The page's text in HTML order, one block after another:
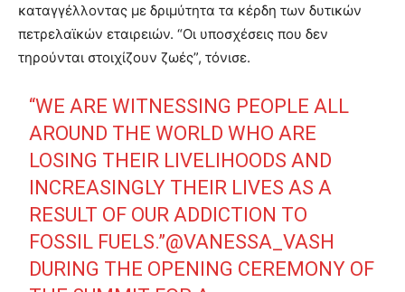
καταγγέλλοντας με δριμύτητα τα κέρδη των δυτικών
πετρελαϊκών εταιρειών. “Οι υποσχέσεις που δεν
τηρούνται στοιχίζουν ζωές”, τόνισε.
“WE ARE WITNESSING PEOPLE ALL
AROUND THE WORLD WHO ARE
LOSING THEIR LIVELIHOODS AND
INCREASINGLY THEIR LIVES AS A
RESULT OF OUR ADDICTION TO
FOSSIL FUELS.”@VANESSA_VASH
DURING THE OPENING CEREMONY OF